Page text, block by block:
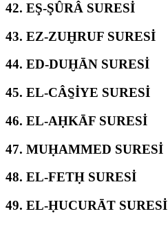
42. EŞ-ŞÛRÂ SURESİ
43. EZ-ZUḪRUF SURESİ
44. ED-DUḪĀN SURESİ
45. EL-CÂS̱İYE SURESİ
46. EL-AḤKĀF SURESİ
47. MUḤAMMED SURESİ
48. EL-FETḤ SURESİ
49. EL-ḤUCURĀT SURESİ